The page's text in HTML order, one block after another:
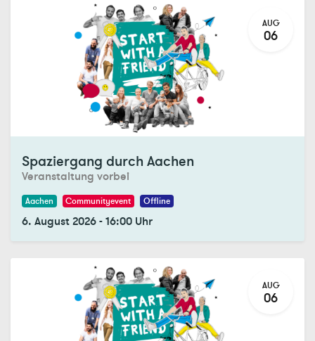
AUG
06
Spaziergang durch Aachen
Veranstaltung vorbei
Aachen Communityevent Offline
6. August 2026-16:00 Uhr
AUG
06